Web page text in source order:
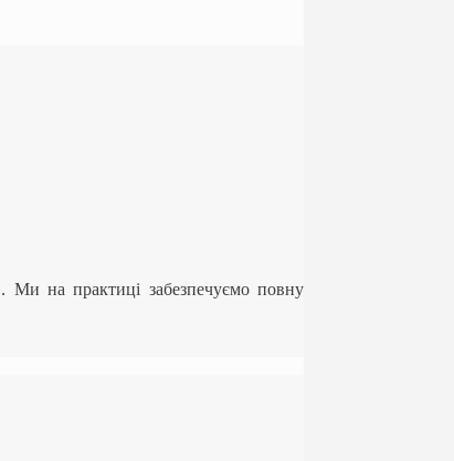
Ми на практиці забезпечуємо повну